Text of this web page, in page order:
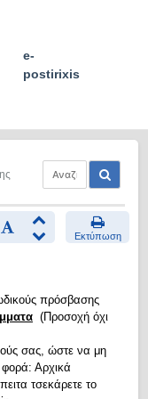
e-
postirixis
Εκτύπωση
πρόσβασης
(Προσοχή όχι
σας, ώστε να μη
φορά: Αρχικά
τσεκάρετε το